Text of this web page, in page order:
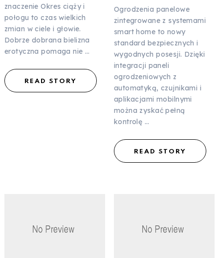
znaczenie Okres ciąży i
połogu to czas wielkich
zmian w ciele i głowie.
Dobrze dobrana bielizna
erotyczna pomaga nie …
READ STORY
Ogrodzenia panelowe
zintegrowane z systemami
smart home to nowy
standard bezpiecznych i
wygodnych posesji. Dzięki
integracji paneli
ogrodzeniowych z
automatyką, czujnikami i
aplikacjami mobilnymi
można zyskać pełną
kontrolę …
READ STORY